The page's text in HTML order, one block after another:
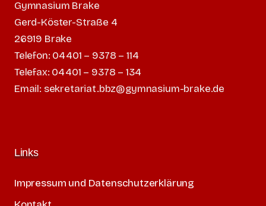
Gymnasium Brake
Gerd-Köster-Straße 4
26919 Brake
Telefon: 04401 – 9378 – 114
Telefax: 04401 – 9378 – 134
Email: sekretariat.bbz@gymnasium-brake.de
Links
Impressum und Datenschutzerklärung